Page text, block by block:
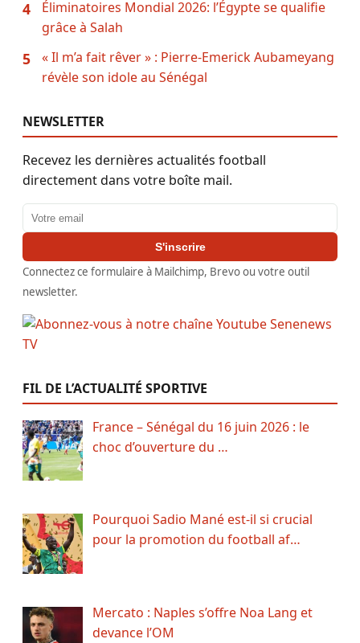
4
Éliminatoires Mondial 2026: l’Égypte se qualifie
grâce à Salah
5
« Il m’a fait rêver » : Pierre-Emerick Aubameyang
révèle son idole au Sénégal
NEWSLETTER
Recevez les dernières actualités football
directement dans votre boîte mail.
Adresse email
S'inscrire
Connectez ce formulaire à Mailchimp, Brevo ou votre outil
newsletter.
FIL DE L’ACTUALITÉ SPORTIVE
France – Sénégal du 16 juin 2026 : le
choc d’ouverture du …
Pourquoi Sadio Mané est-il si crucial
pour la promotion du football af…
Mercato : Naples s’offre Noa Lang et
devance l’OM